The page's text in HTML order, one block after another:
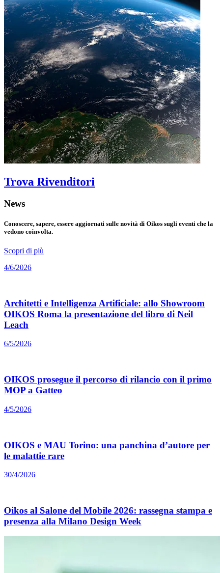
Trova Rivenditori
News
Conoscere, sapere, essere aggiornati sulle novità di Oikos sugli eventi che la
vedono coinvolta.
Scopri di più
4/6/2026
Architetti e Intelligenza Artificiale: allo Showroom
OIKOS Roma la presentazione del libro di Neil
Leach
6/5/2026
OIKOS prosegue il percorso di rilancio con il primo
MOP a Gatteo
4/5/2026
OIKOS e MAU Torino: una panchina d’autore per
le malattie rare
30/4/2026
Oikos al Salone del Mobile 2026: rassegna stampa e
presenza alla Milano Design Week